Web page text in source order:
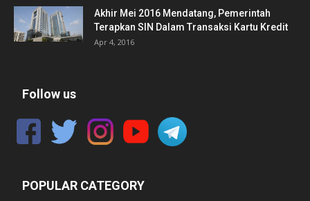
Akhir Mei 2016 Mendatang, Pemerintah
Terapkan SIN Dalam Transaksi Kartu Kredit
Apr 4, 2016
Follow us
POPULAR CATEGORY